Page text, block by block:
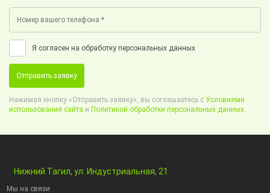
Я согласен на обработку персональных данных
Отправить заявку
Нажимая кнопку «Отправить заявку», вы соглашаетесь с Условиями
использования сайта и Политикой обработки персональных данных.
Нижний Тагил, ул. Индустриальная, 21
Мы на связи